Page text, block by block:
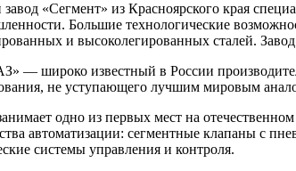
«Сегмент» из Красноярского края
Большие технологические
и высоколегированных сталей.
— широко известный в России
не уступающего лучшим мировым
одно из первых мест на
автоматизации: сегментные клапаны с
системы управления и контроля.